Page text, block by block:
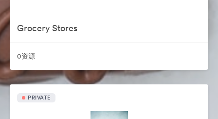
Grocery Stores
0资源
PRIVATE